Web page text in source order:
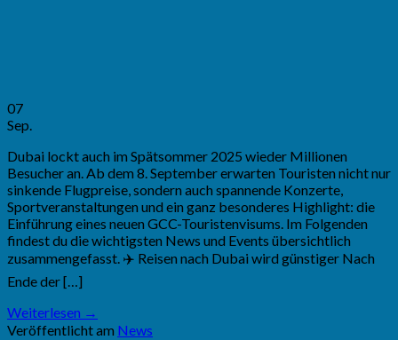
07
Sep.
Dubai lockt auch im Spätsommer 2025 wieder Millionen
Besucher an. Ab dem 8. September erwarten Touristen nicht nur
sinkende Flugpreise, sondern auch spannende Konzerte,
Sportveranstaltungen und ein ganz besonderes Highlight: die
Einführung eines neuen GCC-Touristenvisums. Im Folgenden
findest du die wichtigsten News und Events übersichtlich
zusammengefasst. ✈️ Reisen nach Dubai wird günstiger Nach
Ende der […]
Weiterlesen →
Veröffentlicht am News